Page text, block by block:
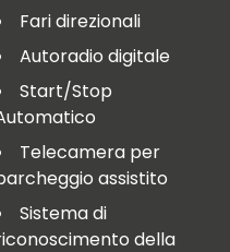
Fari direzionali
Autoradio digitale
Start/Stop
Telecamera per
assistito
Sistema di
della